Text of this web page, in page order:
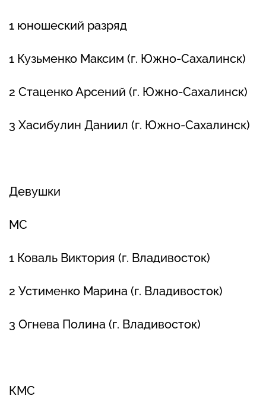
1 юношеский разряд
1 Кузьменко Максим (г. Южно-Сахалинск)
2 Стаценко Арсений (г. Южно-Сахалинск)
3 Хасибулин Даниил (г. Южно-Сахалинск)
Девушки
МС
1 Коваль Виктория (г. Владивосток)
2 Устименко Марина (г. Владивосток)
3 Огнева Полина (г. Владивосток)
КМС